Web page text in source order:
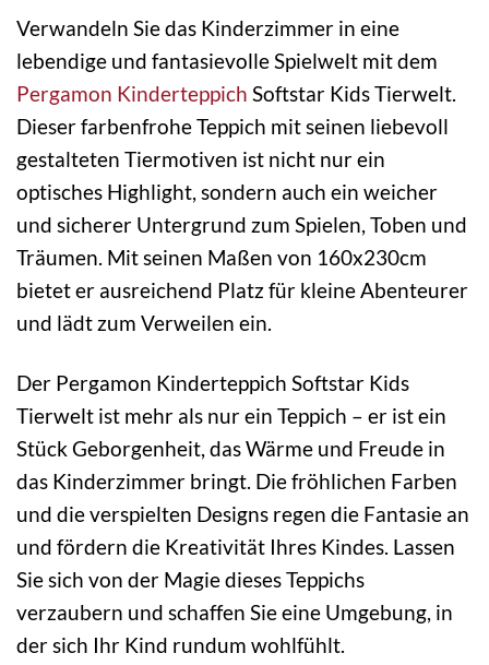
Verwandeln Sie das Kinderzimmer in eine
lebendige und fantasievolle Spielwelt mit dem
Pergamon Kinderteppich Softstar Kids Tierwelt.
Dieser farbenfrohe Teppich mit seinen liebevoll
gestalteten Tiermotiven ist nicht nur ein
optisches Highlight, sondern auch ein weicher
und sicherer Untergrund zum Spielen, Toben und
Träumen. Mit seinen Maßen von 160x230cm
bietet er ausreichend Platz für kleine Abenteurer
und lädt zum Verweilen ein.
Der Pergamon Kinderteppich Softstar Kids
Tierwelt ist mehr als nur ein Teppich – er ist ein
Stück Geborgenheit, das Wärme und Freude in
das Kinderzimmer bringt. Die fröhlichen Farben
und die verspielten Designs regen die Fantasie an
und fördern die Kreativität Ihres Kindes. Lassen
Sie sich von der Magie dieses Teppichs
verzaubern und schaffen Sie eine Umgebung, in
der sich Ihr Kind rundum wohlfühlt.